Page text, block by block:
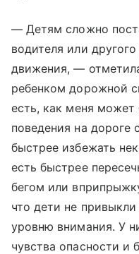
— Детям сложно
водителя или
движения, —
ребенком дорожной
есть, как меня
поведения на дороге
быстрее избежать
есть быстрее
бегом или
что дети не
уровню внимания. У
чувства опасности и